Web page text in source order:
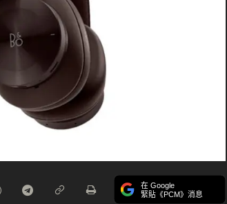
在 Google
緊貼《PCM》消息